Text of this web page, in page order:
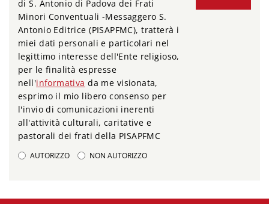
di S. Antonio di Padova dei Frati
Minori Conventuali -Messaggero S.
Antonio Editrice (PISAPFMC), tratterà i
miei dati personali e particolari nel
legittimo interesse dell'Ente religioso,
per le finalità espresse
nell'informativa da me visionata,
esprimo il mio libero consenso per
l'invio di comunicazioni inerenti
all'attività culturali, caritative e
pastorali dei frati della PISAPFMC
AUTORIZZO NON AUTORIZZO